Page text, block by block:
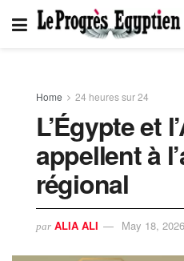
Home 24 heures sur 24
L’Égypte et
appellent à
régional
par ALIA ALI May 18, 2026